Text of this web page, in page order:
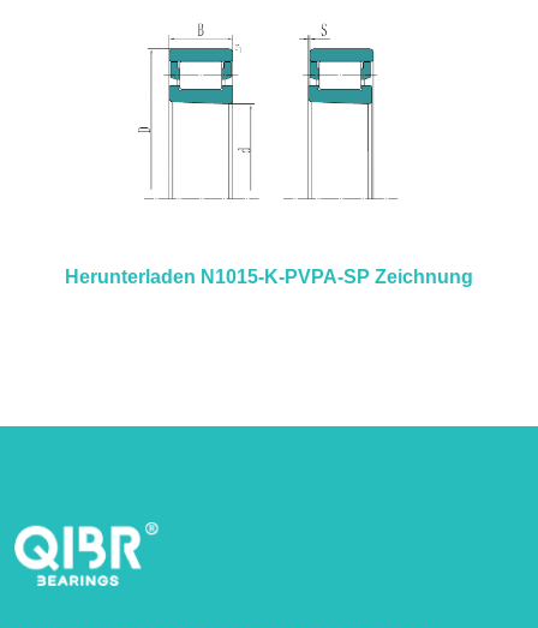
Herunterladen N1015-K-PVPA-SP Zeichnung